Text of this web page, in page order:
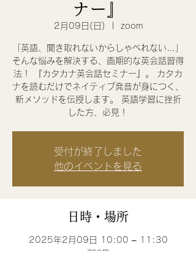
ナー』
2月09日(日) zoom
「英語、聞き取れないからしゃべれない…」
そんな悩みを解決する、画期的な英会話習得
法！ 『カタカナ英会話セミナー』。 カタカ
ナを読むだけでネイティブ発音が身につく、
新メソッドを伝授します。 英語学習に挫折
した方、必見！
受付が終了しました
他のイベントを見る
日時・場所
2025年2月09日 10:00 – 11:30
zoom